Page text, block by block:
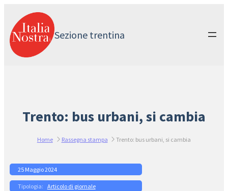
contenuto
Sezione trentina
Trento: bus urbani, si cambia
Home Rassegna stampa Trento: bus urbani, si cambia
25 Maggio 2024
Articolo di giornale